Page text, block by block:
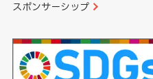
スポンサーシップ